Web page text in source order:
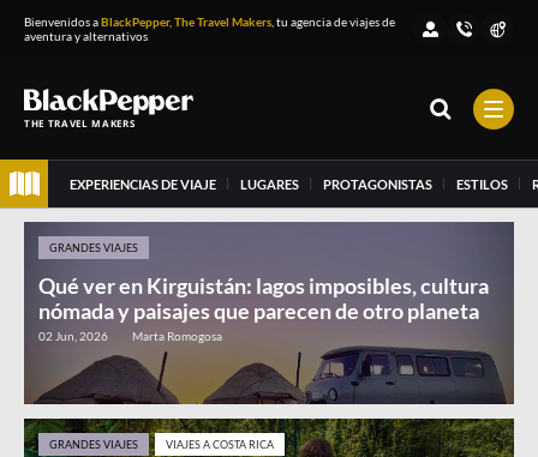
Bienvenidos aBlackPepper, The Travel Makers , tu agencia de viajes de
aventura y alternativos
THE TRAVEL MAKERS
EXPERIENCIAS DE VIAJE LUGARES PROTAGONISTAS ESTILOS
Qué ver en Kirguistán: lagos imposibles, cultura
nómada y paisajes que parecen de otro planeta
GRANDES VIAJES
02 Jun, 2026 Marta Romogosa
GRANDES VIAJES VIAJES A COSTA RICA